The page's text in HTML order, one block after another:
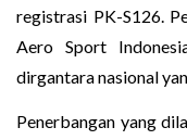
registrasi PK-S126.
Aero Sport
dirgantara nasional
Penerbangan yang